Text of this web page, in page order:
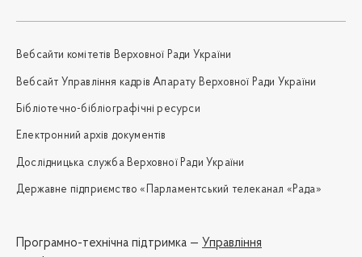
Вебсайти комітетів Верховної Ради України
Вебсайт Управління кадрів Апарату Верховної Ради України
Бібліотечно-бібліографічні ресурси
Електронний архів документів
Дослідницька служба Верховної Ради України
Державне підприємство «Парламентський телеканал «Рада»
Програмно-технічна підтримка — Управління